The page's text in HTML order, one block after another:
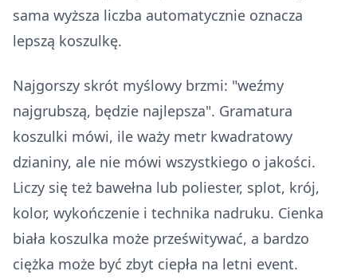
sama wyższa liczba automatycznie oznacza
lepszą koszulkę.
Najgorszy skrót myślowy brzmi: "weźmy
najgrubszą, będzie najlepsza". Gramatura
koszulki mówi, ile waży metr kwadratowy
dzianiny, ale nie mówi wszystkiego o jakości.
Liczy się też bawełna lub poliester, splot, krój,
kolor, wykończenie i technika nadruku. Cienka
biała koszulka może prześwitywać, a bardzo
ciężka może być zbyt ciepła na letni event.